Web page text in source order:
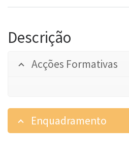
Descrição
Acções Formativas
Enquadramento